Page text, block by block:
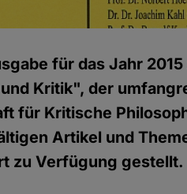
für das Jahr
Kritik", der
für Kritische
Artikel und
zu Verfügung gestellt.